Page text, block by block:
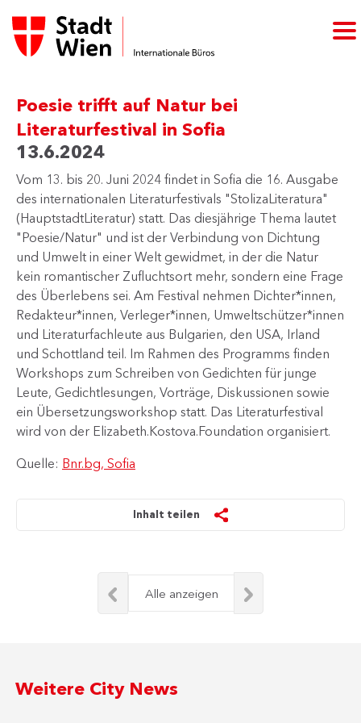
Poesie trifft auf Natur bei
Literaturfestival in Sofia
13.6.2024
Vom 13. bis 20. Juni 2024 findet in Sofia die 16. Ausgabe
des internationalen Literaturfestivals "StolizaLiteratura"
(HauptstadtLiteratur) statt. Das diesjährige Thema lautet
"Poesie/Natur" und ist der Verbindung von Dichtung
und Umwelt in einer Welt gewidmet, in der die Natur
kein romantischer Zufluchtsort mehr, sondern eine Frage
des Überlebens sei​. Am Festival nehmen Dichter*innen,
Redakteur*innen, Verleger*innen, Umweltschützer*innen
und Literaturfachleute aus Bulgarien, den USA, Irland
und Schottland teil. Im Rahmen des Programms finden
Workshops zum Schreiben von Gedichten für junge
Leute, Gedichtlesungen, Vorträge, Diskussionen sowie
ein Übersetzungsworkshop statt. Das Literaturfestival
wird von der Elizabeth.Kostova.Foundation organisiert.
Quelle: Bnr.bg, Sofia
Inhalt teilen
Alle anzeigen
Weitere City News